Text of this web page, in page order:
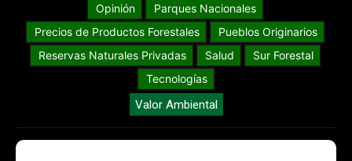
Opinión
Parques Nacionales
Precios de Productos Forestales
Pueblos Originarios
Reservas Naturales Privadas
Salud
Sur Forestal
Tecnologías
Valor Ambiental